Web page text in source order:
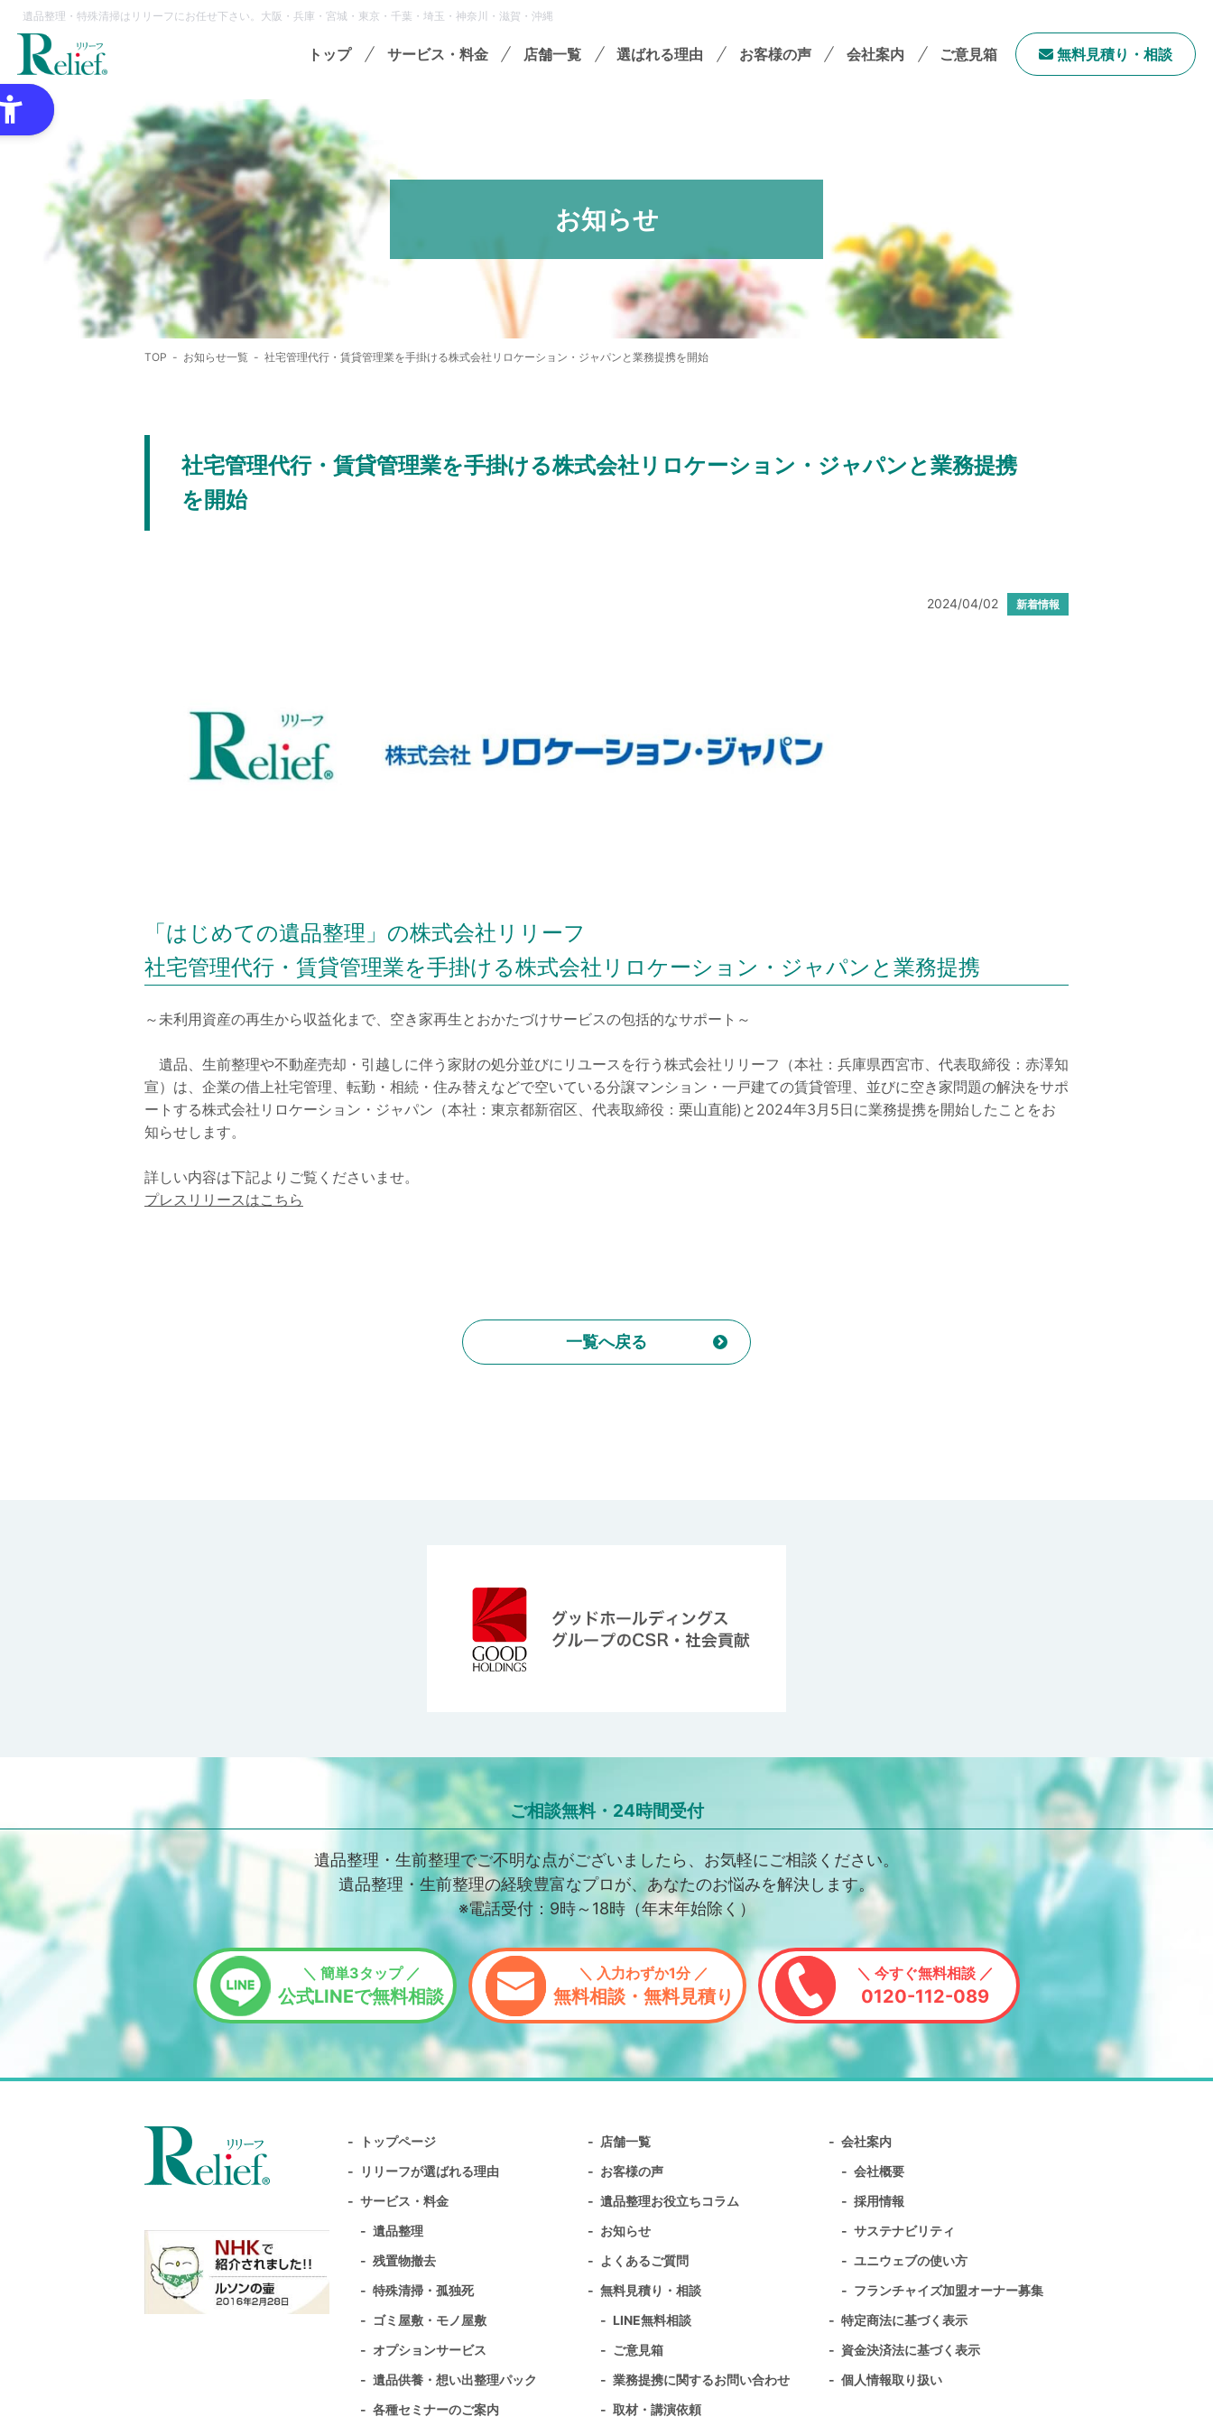
トップ サービス・料金
特殊清掃・孤独死
オプションサービス
店舗一覧 選ばれる理由 お客様の声 会社案内
サステナビリティ
「ユニウェブ」の使い方
フランチャイズ加盟オーナー募集
ご意見箱 無料⾒積り・相談
お知らせ
遺品整理・特殊清掃はリリーフにお任せ下さい。大阪・兵庫・宮城・東京・千葉・埼玉・神奈川・滋賀・沖縄
TOP お知らせ一覧 社宅管理代行・賃貸管理業を手掛ける株式会社リロケーション・ジャパンと業務提携を開始
社宅管理代行・賃貸管理業を手掛ける株式会社リロケーション・ジャパンと業務提携
を開始
2024/04/02 新着情報
「はじめての遺品整理」の株式会社リリーフ
社宅管理代行・賃貸管理業を手掛ける株式会社リロケーション・ジャパンと業務提携
～未利用資産の再生から収益化まで、空き家再生とおかたづけサービスの包括的なサポート～
遺品、生前整理や不動産売却・引越しに伴う家財の処分並びにリユースを行う株式会社リリーフ（本社：兵庫県西宮市、代表取締役：赤澤知
宣）は、企業の借上社宅管理、転勤・相続・住み替えなどで空いている分譲マンション・一戸建ての賃貸管理、並びに空き家問題の解決をサポ
ートする株式会社リロケーション・ジャパン（本社：東京都新宿区、代表取締役：栗山直能)と2024年3月5日に業務提携を開始したことをお
知らせします。
詳しい内容は下記よりご覧くださいませ。
プレスリリースはこちら
一覧へ戻る
ご相談無料・24時間受付
遺品整理・生前整理でご不明な点がございましたら、お気軽にご相談ください。
遺品整理・生前整理の経験豊富なプロが、あなたのお悩みを解決します。
※電話受付：9時～18時（年末年始除く）
＼ 簡単3タップ ／
公式LINEで無料相談
＼ 入力わずか1分 ／
無料相談・無料見積り
＼ 今すぐ無料相談 ／
0120-112-089
トップページ
リリーフが選ばれる理由
サービス・料金
遺品整理
残置物撤去
特殊清掃・孤独死
ゴミ屋敷・モノ屋敷
オプションサービス
遺品供養・想い出整理パック
各種セミナーのご案内
店舗一覧
お客様の声
遺品整理お役立ちコラム
お知らせ
よくあるご質問
無料⾒積り・相談
LINE無料相談
ご意見箱
業務提携に関するお問い合わせ
取材・講演依頼
会社案内
会社概要
採用情報
サステナビリティ
ユニウェブの使い方
フランチャイズ加盟オーナー募集
特定商法に基づく表示
資金決済法に基づく表示
個人情報取り扱い